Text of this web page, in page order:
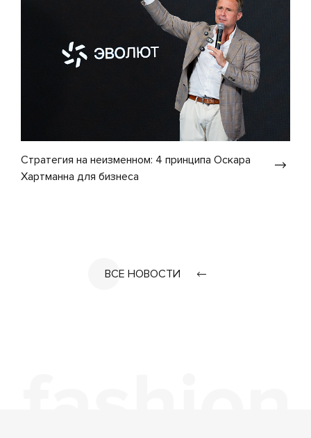
Стратегия на неизменном: 4 принципа Оскара
Хартманна для бизнеса
ВСЕ НОВОСТИ